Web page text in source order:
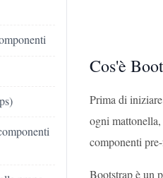
Cos'è
Prima di
ogni
componenti
Bootstrap è un